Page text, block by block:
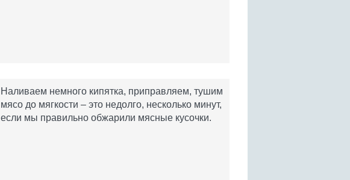
Наливаем немного кипятка, приправляем, тушим
мясо до мягкости – это недолго, несколько минут,
если мы правильно обжарили мясные кусочки.